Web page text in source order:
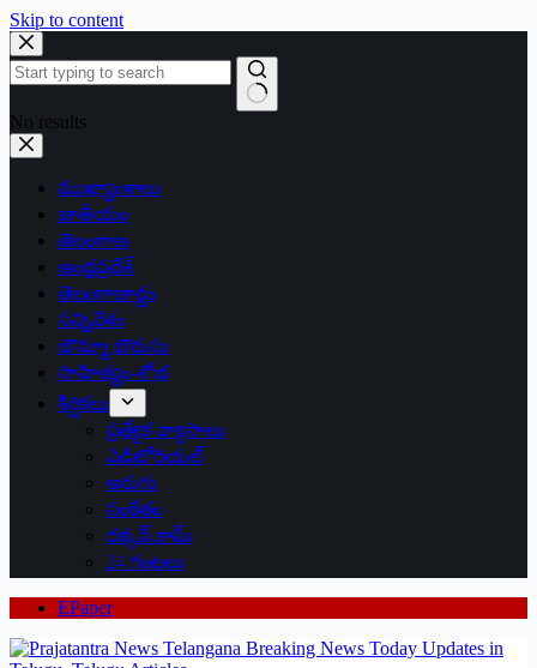
Skip to content
No results
ముఖ్యాంశాలు
జాతీయం
తెలంగాణ
ఆంధ్రప్రదేశ్
తెలంగాణార్థం
సన్నివేశం
బొమ్మా బొరుసు
సాహిత్యం-శోభ
శీర్షికలు
ప్రత్యేక వ్యాసాలు
ఎడిటోరియల్
అరుగు
సంకేతం
దక్కన్.కామ్
24 గంటలు
EPaper